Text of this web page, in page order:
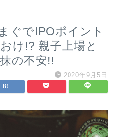
ぐでIPOポイント
け!? 親子上場と
の不安!!
2020年9月5日